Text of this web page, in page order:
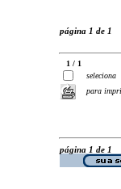
página 1 de 1
1 / 1
seleciona
para
página 1 de 1